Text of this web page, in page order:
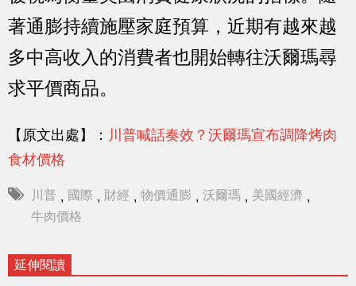
著通膨持續施壓家庭預算，近期有越來越
多中高收入的消費者也開始轉往沃爾瑪尋
求平價商品。
【原文出處】： 川普喊話奏效？沃爾瑪宣布調降烤肉
食材價格
川普 , 國際 , 財經 , 物價通膨 , 沃爾瑪 , 美國經濟 ,
牛肉價格
延伸閱讀